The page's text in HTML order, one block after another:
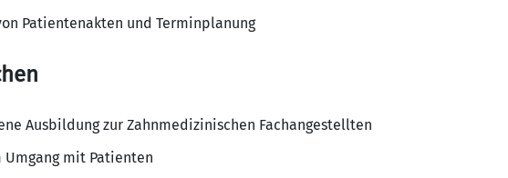
Patientenakten und Terminplanung
Ausbildung zur Zahnmedizinischen Fachangestellten
Umgang mit Patienten